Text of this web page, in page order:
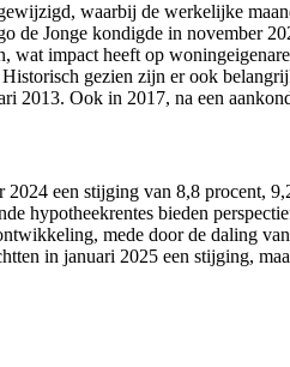
waarbij de werkelijke
de Jonge kondigde in november
impact heeft op
gezien zijn er ook
2013. Ook in 2017, na een
een stijging van 8,8 procent,
hypotheekrentes bieden
mede door de daling
in januari 2025 een stijging,